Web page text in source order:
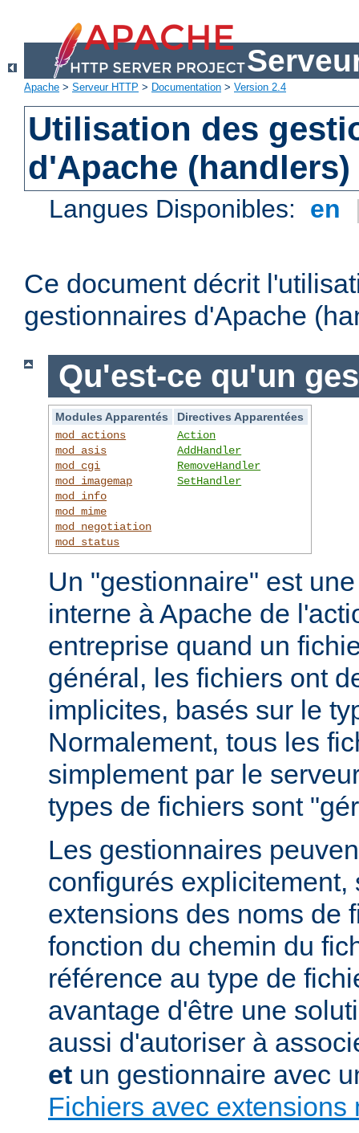
Apache > Serveur HTTP > Documentation > Version 2.4
Utilisation des
d'Apache (handlers)
Langues Disponibles: en
Ce document décrit
gestionnaires d'Apache
Qu'est-ce qu'un
Modules Apparentés
Directives Apparentées
mod_actions
mod_asis
mod_cgi
mod_imagemap
mod_info
mod_mime
mod_negotiation
mod_status
Action
AddHandler
RemoveHandler
SetHandler
Un "gestionnaire" est
interne à Apache de
entreprise quand un
général, les fichiers ont
implicites, basés sur le
Normalement, tous les
simplement par le
types de fichiers sont
Les gestionnaires
configurés explicitement,
extensions des noms de
fonction du chemin du
référence au type de
avantage d'être une
aussi d'autoriser à
et un gestionnaire avec
Fichiers avec extensions